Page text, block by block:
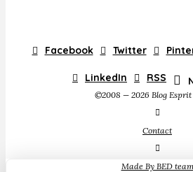
Facebook Twitter
LinkedIn RSS
©2008 — 2026 Blog Esprit
Contact
Made By BED team